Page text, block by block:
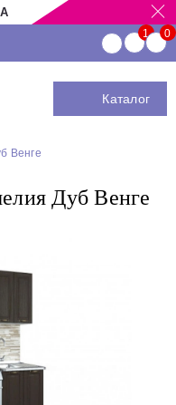
Каталог
Венге
Дуб Венге